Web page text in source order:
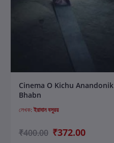
কার্টে যোগ করুন
Cinema O Kichu Anandonik
Bhabn
লেখক: ইরাবান বসুরয়
₹400.00 ₹372.00